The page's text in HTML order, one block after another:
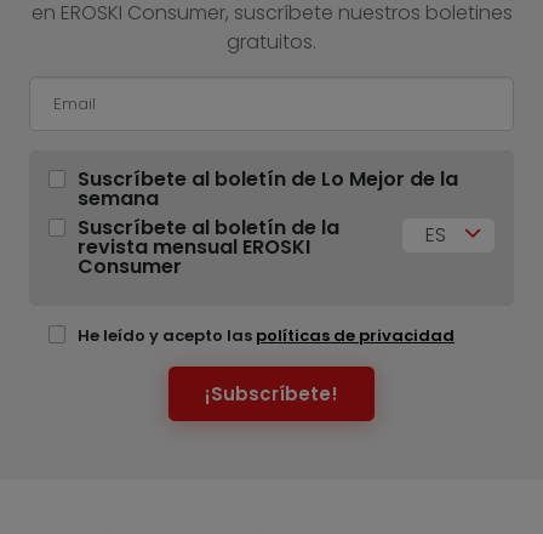
en EROSKI Consumer, suscríbete nuestros boletines
gratuitos.
Suscríbete al boletín de Lo Mejor de la
semana
Suscríbete al boletín de la
revista mensual EROSKI
Consumer
ES
He leído y acepto las políticas de privacidad
¡Subscríbete!